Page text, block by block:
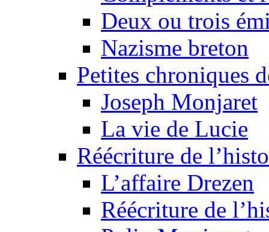
Deux ou trois
Nazisme breton
Petites chroniques
Joseph Monjaret
La vie de Lucie
Réécriture de
L’affaire Drezen
Réécriture de